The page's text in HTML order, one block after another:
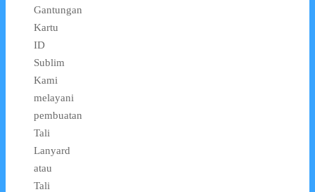
Gantungan
Kartu
ID
Sublim
Kami
melayani
pembuatan
Tali
Lanyard
atau
Tali